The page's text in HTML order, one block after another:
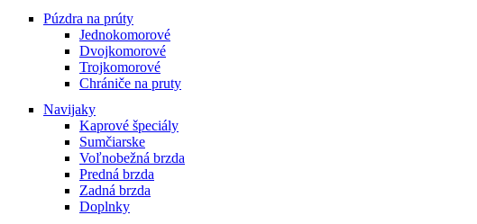
Púzdra na prúty
Jednokomorové
Dvojkomorové
Trojkomorové
Chrániče na pruty
Navijaky
Kaprové špeciály
Sumčiarske
Voľnobežná brzda
Predná brzda
Zadná brzda
Doplnky